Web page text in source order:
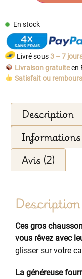
En stock
Livré sous3 – 7
Livraison gratuiteen
Satisfait ou
Description
Avis (2)
Description
Ces gros
vous rêvez avec
glisser sur votre
La généreuse